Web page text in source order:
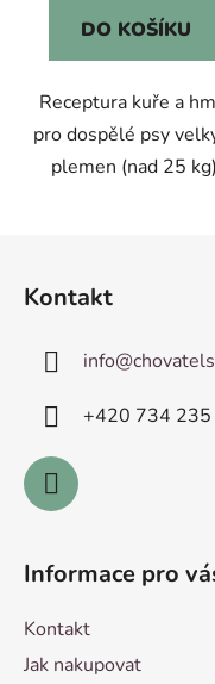
DO KOŠÍKU
Receptura kuře a
pro dospělé psy
plemen (nad 25
Kontakt
info@
+420 ­734
Informace pro
Kontakt
Jak nakupovat